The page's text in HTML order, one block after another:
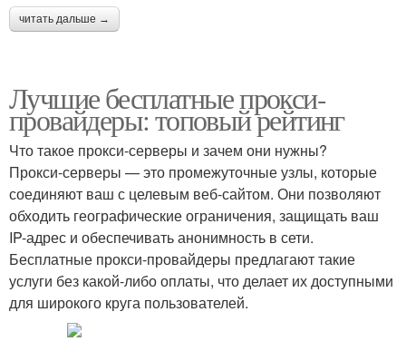
читать дальше →
Лучшие бесплатные прокси-
провайдеры: топовый рейтинг
Что такое прокси-серверы и зачем они нужны?
Прокси-серверы — это промежуточные узлы, которые
соединяют ваш с целевым веб-сайтом. Они позволяют
обходить географические ограничения, защищать ваш
IP-адрес и обеспечивать анонимность в сети.
Бесплатные прокси-провайдеры предлагают такие
услуги без какой-либо оплаты, что делает их доступными
для широкого круга пользователей.